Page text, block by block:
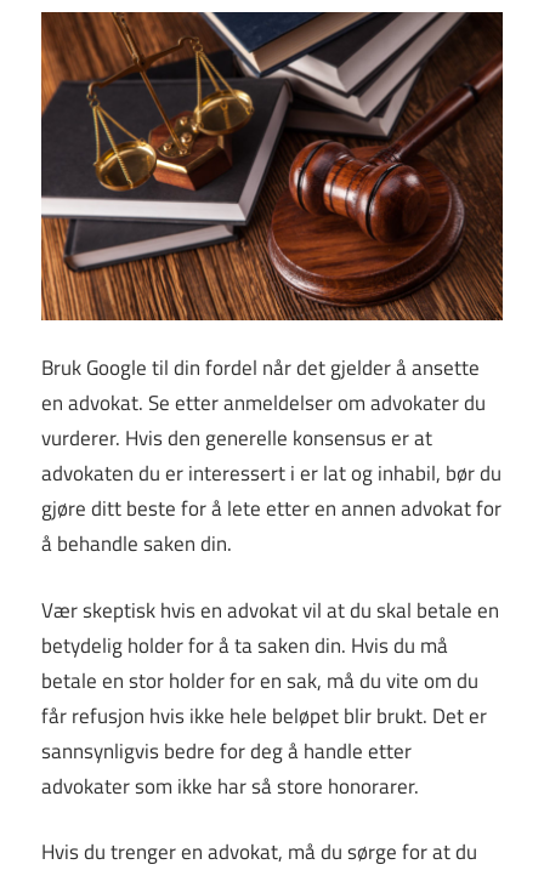
Bruk Google til din fordel når det gjelder å ansette
en advokat. Se etter anmeldelser om advokater du
vurderer. Hvis den generelle konsensus er at
advokaten du er interessert i er lat og inhabil, bør du
gjøre ditt beste for å lete etter en annen advokat for
å behandle saken din.
Vær skeptisk hvis en advokat vil at du skal betale en
betydelig holder for å ta saken din. Hvis du må
betale en stor holder for en sak, må du vite om du
får refusjon hvis ikke hele beløpet blir brukt. Det er
sannsynligvis bedre for deg å handle etter
advokater som ikke har så store honorarer.
Hvis du trenger en advokat, må du sørge for at du